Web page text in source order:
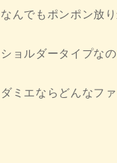
なんでもポンポン放
ショルダータイプな
ダミエならどんなフ